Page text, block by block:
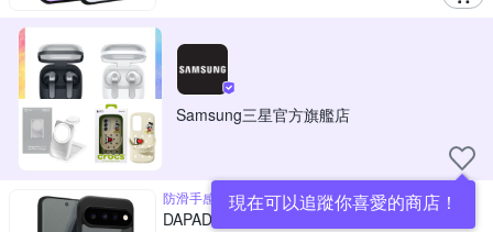
Samsung三星官方旗艦店
防滑手感
DAPAD Google Pixel 11 晶亮岩防摔保護殼